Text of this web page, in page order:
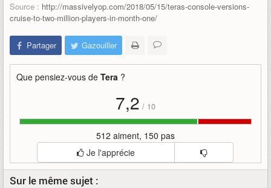
Source : http://massivelyop.com/2018/05/15/teras-console-versions-
cruise-to-two-million-players-in-month-one/
Partager Gazouiller
Que pensiez-vous de Tera ?
7,2 / 10
512 aiment, 150 pas
Je l'apprécie
Sur le même sujet :